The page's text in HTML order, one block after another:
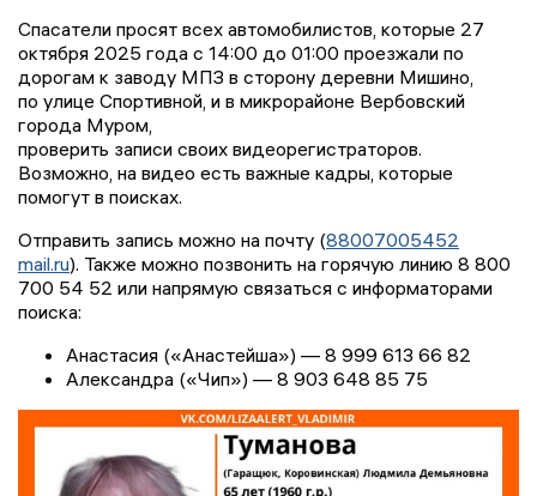
Спасатели просят всех автомобилистов, которые 27
октября 2025 года с 14:00 до 01:00 проезжали по
дорогам к заводу МПЗ в сторону деревни Мишино,
по улице Спортивной, и в микрорайоне Вербовский
города Муром,
проверить записи своих видеорегистраторов.
Возможно, на видео есть важные кадры, которые
помогут в поисках.
Отправить запись можно на почту (88007005452
mail.ru). Также можно позвонить на горячую линию 8 800
700 54 52 или напрямую связаться с информаторами
поиска:
Анастасия («Анастейша») — 8 999 613 66 82
Александра («Чип») — 8 903 648 85 75